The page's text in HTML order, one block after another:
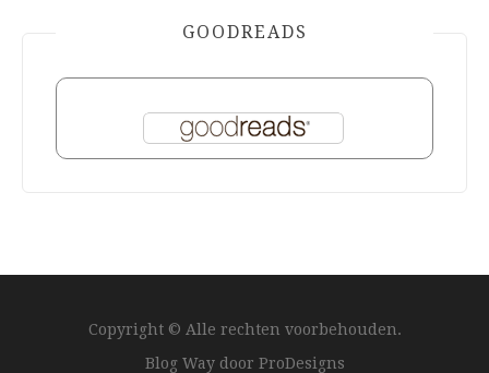
GOODREADS
Copyright © Alle rechten voorbehouden.
Blog Way door ProDesigns